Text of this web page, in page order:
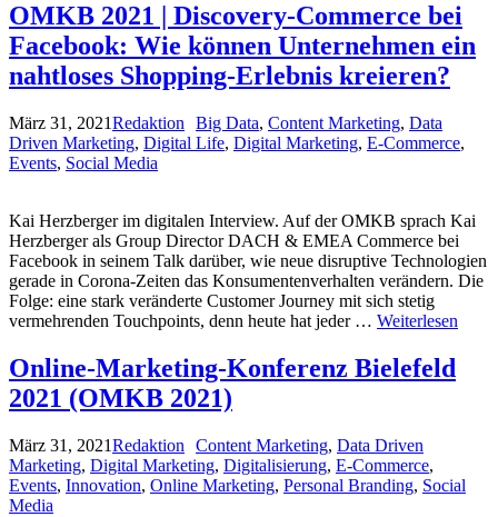
OMKB 2021 | Discovery-Commerce bei
Facebook: Wie können Unternehmen ein
nahtloses Shopping-Erlebnis kreieren?
März 31, 2021Redaktion Big Data, Content Marketing, Data
Driven Marketing, Digital Life, Digital Marketing, E-Commerce,
Events, Social Media
Kai Herzberger im digitalen Interview. Auf der OMKB sprach Kai
Herzberger als Group Director DACH & EMEA Commerce bei
Facebook in seinem Talk darüber, wie neue disruptive Technologien
gerade in Corona-Zeiten das Konsumentenverhalten verändern. Die
Folge: eine stark veränderte Customer Journey mit sich stetig
vermehrenden Touchpoints, denn heute hat jeder … Weiterlesen
Online-Marketing-Konferenz Bielefeld
2021 (OMKB 2021)
März 31, 2021Redaktion Content Marketing, Data Driven
Marketing, Digital Marketing, Digitalisierung, E-Commerce,
Events, Innovation, Online Marketing, Personal Branding, Social
Media